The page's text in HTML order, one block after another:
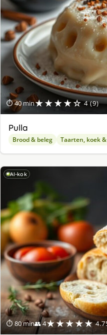
⏱ 40 min★★★★☆ 4 (9)
Pulla
Brood & beleg Taarten, koek
AI-kok
⏱ 80 min👥 4★★★★★